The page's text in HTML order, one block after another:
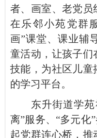
者、画室、老党
在乐邻小苑党群
画”课堂、课业辅
童活动，让孩子
技能，为社区儿
的学习平台。
东升街道学
离”服务、“多元化
起党群连心桥，